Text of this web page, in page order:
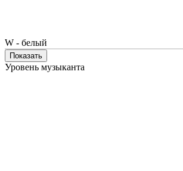
W - белый
Показать
Уровень музыканта